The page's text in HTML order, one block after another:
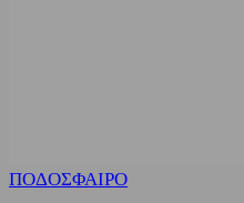
ΠΟΔΟΣΦΑΙΡΟ